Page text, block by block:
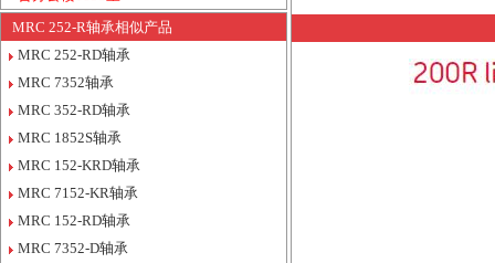
MRC 252-R轴承相似产品
MRC 252-RD轴承
MRC 7352轴承
MRC 352-RD轴承
MRC 1852S轴承
MRC 152-KRD轴承
MRC 7152-KR轴承
MRC 152-RD轴承
MRC 7352-D轴承